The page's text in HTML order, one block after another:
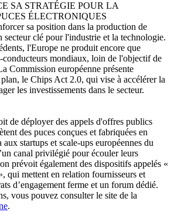
SA STRATÉGIE POUR LA
ÉLECTRONIQUES
sa position dans la production de
secteur clé pour l'industrie et la technologie.
l'Europe ne produit encore que
conducteurs mondiaux, loin de l'objectif de
Commission européenne présente
le Chips Act 2.0, qui vise à accélérer la
les investissements dans le secteur.
de déployer des appels d'offres publics
des puces conçues et fabriquées en
startups et scale-ups européennes du
canal privilégié pour écouler leurs
prévoit également des dispositifs appelés «
qui mettent en relation fournisseurs et
d’engagement ferme et un forum dédié.
vous pouvez consulter le site de la
.